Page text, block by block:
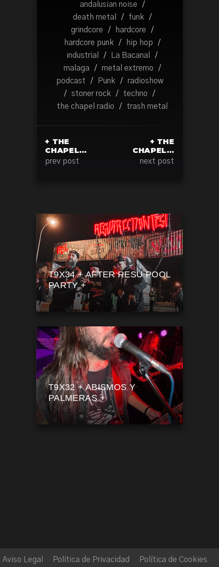
andalusian noise
/
death metal
/ funk
/
grindcore
/ hardcore
/
hardcore punk
/ hip hop
/
industrial
/ La Bacanal
/
malaga
/ metal extremo
/
podcast
/ Punk /
radioshow
/
stoner rock / techno
/
the chapel radio
/ trash metal
+ THE
CHAPEL…
prev post
+ THE
CHAPEL…
next post
T9X34 + AFTER RESU POOL
PARTY +
T9X32 + ABISMOS Y
PALMERAS +
Aviso Legal Política de Privacidad Política de Cookies